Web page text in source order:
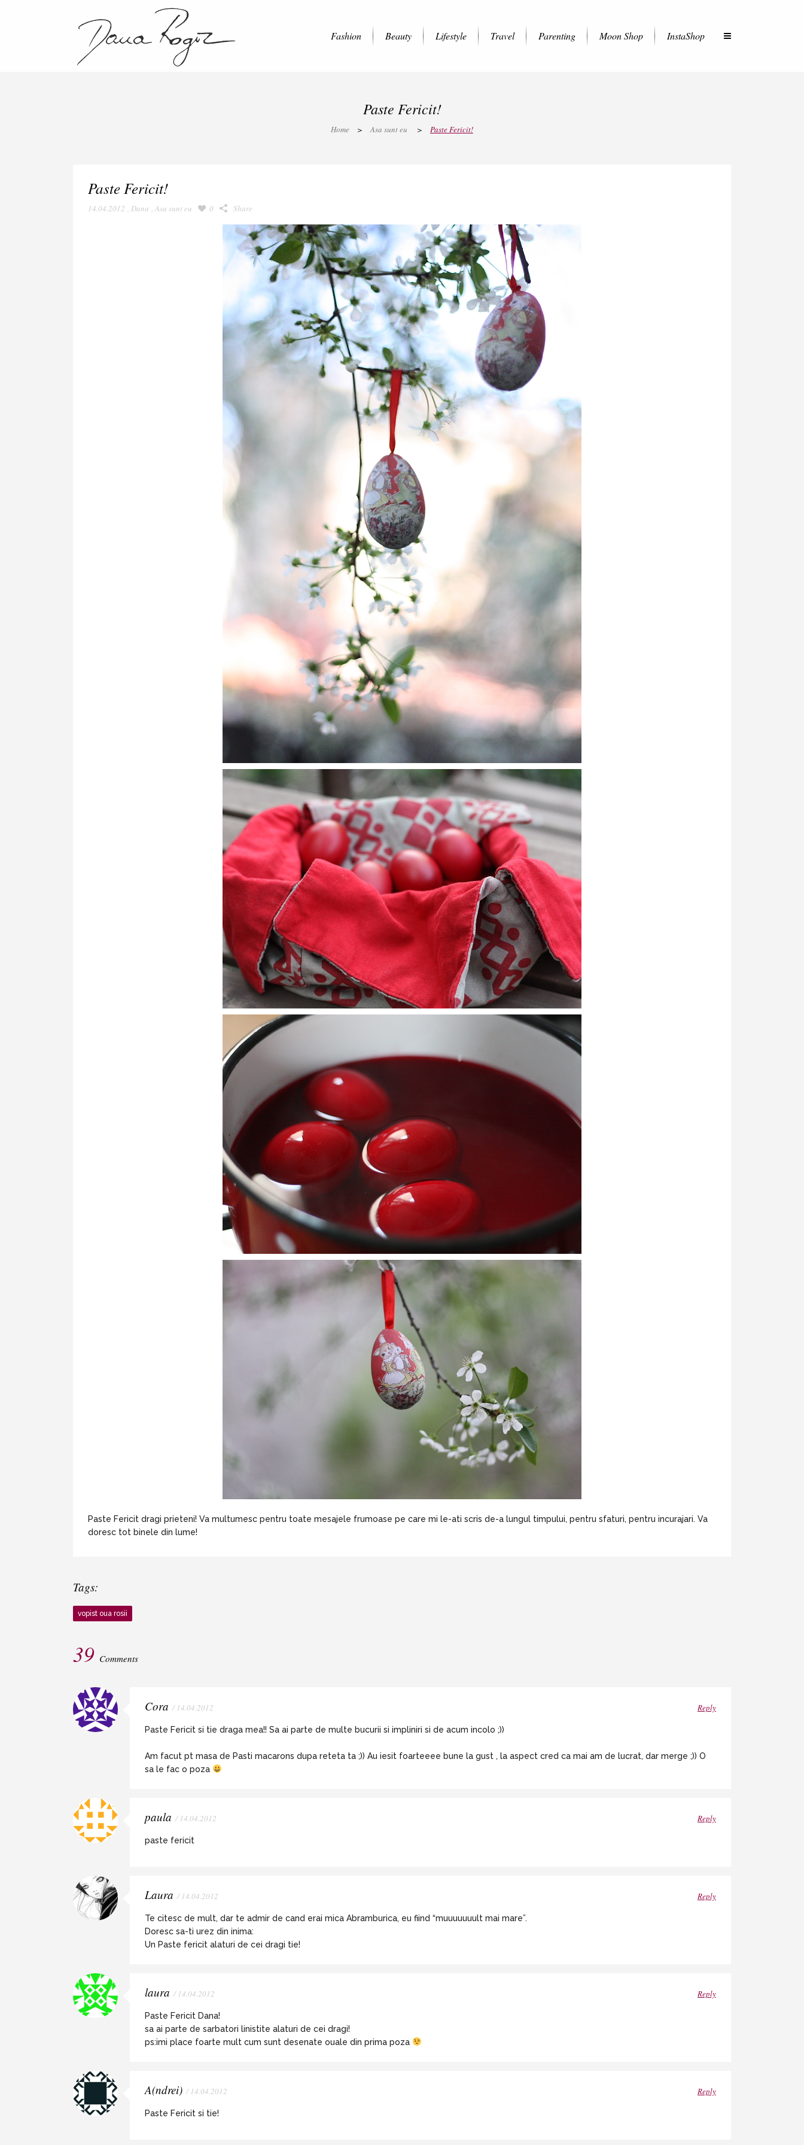
Fashion Beauty Lifestyle Travel Parenting Moon Shop InstaShop
Paste Fericit!
Home > Asa sunt eu > Paste Fericit!
Paste Fericit!
14.04.2012 , Dana , Asa sunt eu 0 Share
Paste Fericit dragi prieteni! Va multumesc pentru toate mesajele frumoase pe care mi le-ati scris de-a lungul timpului, pentru sfaturi, pentru incurajari. Va
doresc tot binele din lume!
Tags:
vopist oua rosii
39 Comments
Cora / 14.04.2012 Reply
Paste Fericit si tie draga mea!! Sa ai parte de multe bucurii si impliniri si de acum incolo ;))
Am facut pt masa de Pasti macarons dupa reteta ta ;)) Au iesit foarteeee bune la gust , la aspect cred ca mai am de lucrat, dar merge ;)) O
sa le fac o poza
paula / 14.04.2012 Reply
paste fericit
Laura / 14.04.2012 Reply
Te citesc de mult, dar te admir de cand erai mica Abramburica, eu fiind “muuuuuuult mai mare”.
Doresc sa-ti urez din inima:
Un Paste fericit alaturi de cei dragi tie!
laura / 14.04.2012 Reply
Paste Fericit Dana!
sa ai parte de sarbatori linistite alaturi de cei dragi!
ps:imi place foarte mult cum sunt desenate ouale din prima poza
A(ndrei) / 14.04.2012 Reply
Paste Fericit si tie!